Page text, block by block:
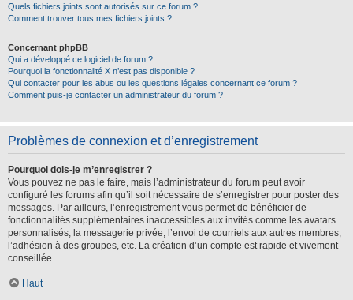
Quels fichiers joints sont autorisés sur ce forum ?
Comment trouver tous mes fichiers joints ?
Concernant phpBB
Qui a développé ce logiciel de forum ?
Pourquoi la fonctionnalité X n’est pas disponible ?
Qui contacter pour les abus ou les questions légales concernant ce forum ?
Comment puis-je contacter un administrateur du forum ?
Problèmes de connexion et d’enregistrement
Pourquoi dois-je m’enregistrer ?
Vous pouvez ne pas le faire, mais l’administrateur du forum peut avoir
configuré les forums afin qu’il soit nécessaire de s’enregistrer pour poster des
messages. Par ailleurs, l’enregistrement vous permet de bénéficier de
fonctionnalités supplémentaires inaccessibles aux invités comme les avatars
personnalisés, la messagerie privée, l’envoi de courriels aux autres membres,
l’adhésion à des groupes, etc. La création d’un compte est rapide et vivement
conseillée.
Haut